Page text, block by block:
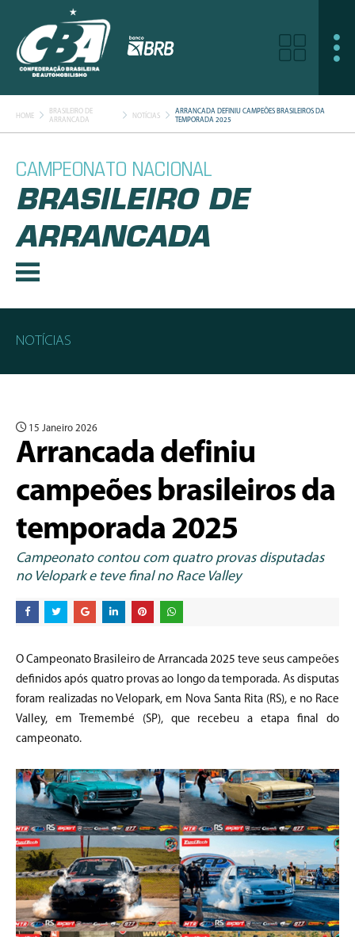
HOME
BRASILEIRO DE
ARRANCADA
NOTÍCIAS
ARRANCADA DEFINIU CAMPEÕES BRASILEIROS DA
TEMPORADA 2025
CAMPEONATO NACIONAL
BRASILEIRO DE
ARRANCADA
NOTÍCIAS
15 Janeiro 2026
Arrancada definiu
campeões brasileiros da
temporada 2025
Campeonato contou com quatro provas disputadas
no Velopark e teve final no Race Valley
O Campeonato Brasileiro de Arrancada 2025 teve seus campeões
definidos após quatro provas ao longo da temporada. As disputas
foram realizadas no Velopark, em Nova Santa Rita (RS), e no Race
Valley, em Tremembé (SP), que recebeu a etapa final do
campeonato.